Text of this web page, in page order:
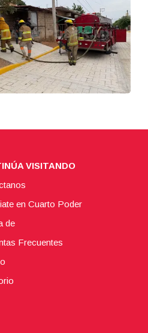
VISITANDO
en Cuarto Poder
de
Frecuentes